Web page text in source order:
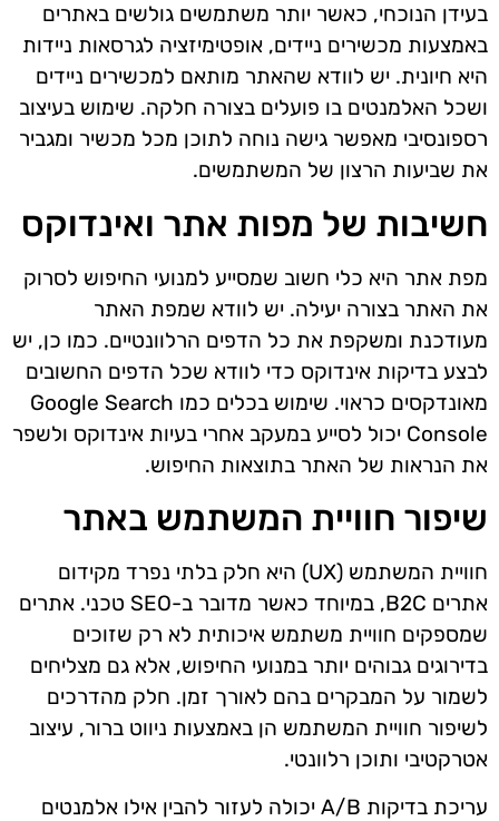
בעידן הנוכחי, כאשר יותר משתמשים גולשים באתרים
באמצעות מכשירים ניידים, אופטימיזציה לגרסאות ניידות
היא חיונית. יש לוודא שהאתר מותאם למכשירים ניידים
ושכל האלמנטים בו פועלים בצורה חלקה. שימוש בעיצוב
רספונסיבי מאפשר גישה נוחה לתוכן מכל מכשיר ומגביר
את שביעות הרצון של המשתמשים.
חשיבות של מפות אתר ואינדוקס
מפת אתר היא כלי חשוב שמסייע למנועי החיפוש לסרוק
את האתר בצורה יעילה. יש לוודא שמפת האתר
מעודכנת ומשקפת את כל הדפים הרלוונטיים. כמו כן, יש
לבצע בדיקות אינדוקס כדי לוודא שכל הדפים החשובים
מאונדקסים כראוי. שימוש בכלים כמו Google Search
Console יכול לסייע במעקב אחרי בעיות אינדוקס ולשפר
את הנראות של האתר בתוצאות החיפוש.
שיפור חוויית המשתמש באתר
חוויית המשתמש (UX) היא חלק בלתי נפרד מקידום
אתרים B2C, במיוחד כאשר מדובר ב-SEO טכני. אתרים
שמספקים חוויית משתמש איכותית לא רק שזוכים
בדירוגים גבוהים יותר במנועי החיפוש, אלא גם מצליחים
לשמור על המבקרים בהם לאורך זמן. חלק מהדרכים
לשיפור חוויית המשתמש הן באמצעות ניווט ברור, עיצוב
אטרקטיבי ותוכן רלוונטי.
עריכת בדיקות A/B יכולה לעזור להבין אילו אלמנטים